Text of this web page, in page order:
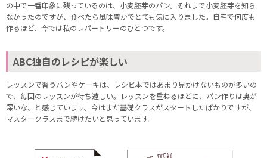
の中で一番印象に残っているのは、小麦胚芽のパン。それまで小麦胚芽を知ら
なかったのですが、食べたら風味豊かでとても気に入りました。自宅で何度も
作るほど、今では私のレパートリーのひとつです。
ABC独自のレシピが楽しい
レッスンで習うパンやケーキは、レシピ本ではあまり見かけないものが多いの
で、毎回のレッスンが待ち遠しい。レッスンを重ねるほどに、パン作りは奥が
深いな、と感じています。今はまだ基礎クラスがスタートしたばかりですが、
マスタークラスまで続けたいと思っています。